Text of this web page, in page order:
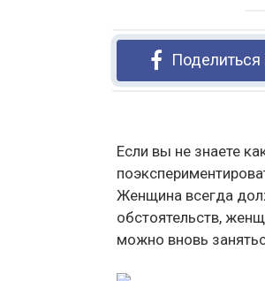
Поделиться
Если вы не знаете
Женщина всегда
обстоятельств,
можно вновь